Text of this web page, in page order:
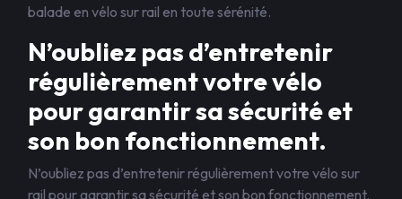
balade en vélo sur rail en toute sérénité.
N’oubliez pas d’entretenir
régulièrement votre vélo
pour garantir sa sécurité et
son bon fonctionnement.
N’oubliez pas d’entretenir régulièrement votre vélo sur
rail pour garantir sa sécurité et son bon fonctionnement.